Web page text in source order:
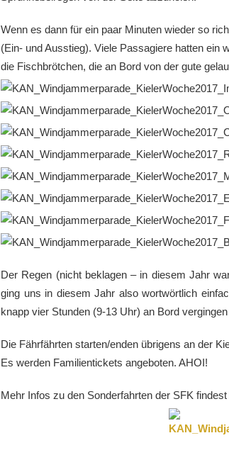
Wenn es dann für ein paar Minuten wieder so
(Ein- und Ausstieg). Viele Passagiere hatten ein
die Fischbrötchen, die an Bord von der gute
Der Regen (nicht beklagen – in diesem Jahr
ging uns in diesem Jahr also wortwörtlich
knapp vier Stunden (9-13 Uhr) an Bord
Die Fährfährten starten/enden übrigens an der
Es werden Familientickets angeboten. AHOI!
Mehr Infos zu den Sonderfahrten der SFK